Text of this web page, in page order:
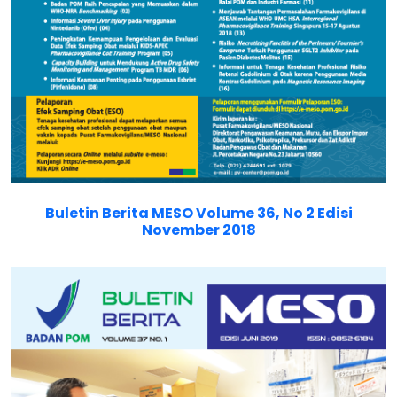
Buletin Berita MESO Volume 36, No 2 Edisi
November 2018